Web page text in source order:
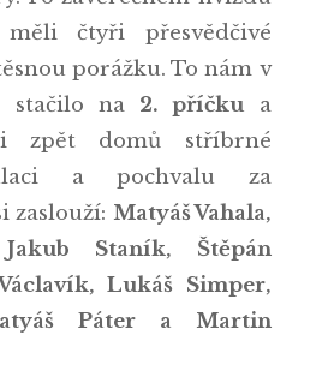
čtyři přesvědčivé
porážku. To nám v
stačilo na 2. příčku a
zpět domů stříbrné
a pochvalu za
zaslouží: Matyáš Vahala,
Staník, Štěpán
Lukáš Simper,
Páter a Martin